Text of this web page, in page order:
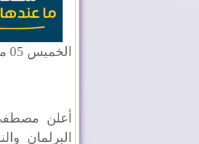
الخميس 05 مارس 2026
أعلن
البرلمان